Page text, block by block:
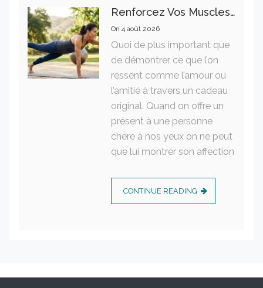
Renforcez Vos Muscles Profonds Pour Apaiser Votre Mal De Dos
On 4 août 2026
Quoi de plus important que
de démontrer ce que l’on
ressent comme l’amour ou
l’amitié à travers un cadeau
original. Quand on offre un
présent à une personne
chère à nos yeux on ne peut
que lui montrer son affection
CONTINUE READING